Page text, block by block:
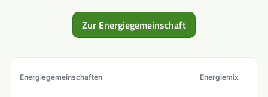
Zur Energiegemeinschaft
Energiegemeinschaften Energiemix